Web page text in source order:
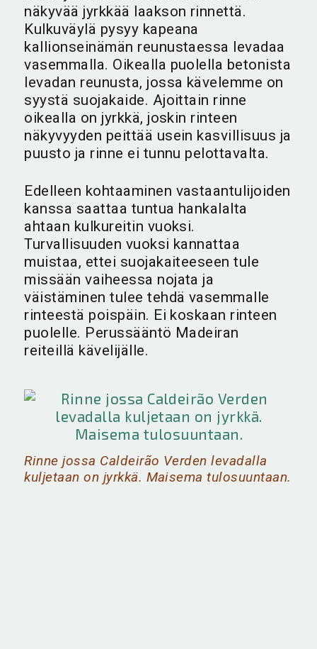
näkyvää jyrkkää laakson rinnettä.
Kulkuväylä pysyy kapeana
kallionseinämän reunustaessa levadaa
vasemmalla. Oikealla puolella betonista
levadan reunusta, jossa kävelemme on
syystä suojakaide. Ajoittain rinne
oikealla on jyrkkä, joskin rinteen
näkyvyyden peittää usein kasvillisuus ja
puusto ja rinne ei tunnu pelottavalta.
Edelleen kohtaaminen vastaantulijoiden
kanssa saattaa tuntua hankalalta
ahtaan kulkureitin vuoksi.
Turvallisuuden vuoksi kannattaa
muistaa, ettei suojakaiteeseen tule
missään vaiheessa nojata ja
väistäminen tulee tehdä vasemmalle
rinteestä poispäin. Ei koskaan rinteen
puolelle. Perussääntö Madeiran
reiteillä kävelijälle.
Rinne jossa Caldeirão Verden levadalla
kuljetaan on jyrkkä. Maisema tulosuuntaan.